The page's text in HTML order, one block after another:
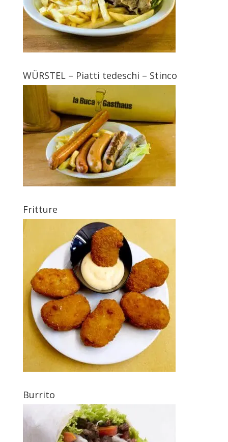
WÜRSTEL – Piatti tedeschi – Stinco
Fritture
Burrito